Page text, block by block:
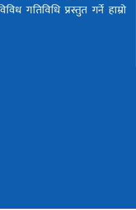
गतिविधि प्रस्तुत गर्ने हाम्रो